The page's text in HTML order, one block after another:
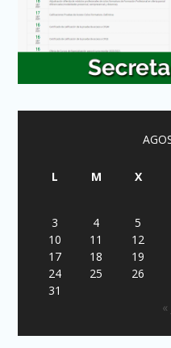
L M X
3
4 5
10
11 12
17
18 19
24
25 26
31
«